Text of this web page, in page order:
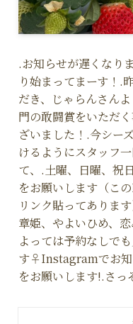
.お知らせが遅くなり
り始まってまーす！.
だき、じゃらんさん
門の敢闘賞をいただ
ざいました！.今シー
けるようにスタッフ
て、.土曜、日曜、祝
をお願いします（こ
リンク貼ってありま
章姫、やよいひめ、
よっては予約なしで
す‍♀️Instagramでお知
をお願いします!.さっ